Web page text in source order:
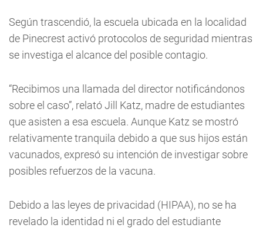
Según trascendió, la escuela ubicada en la localidad
de Pinecrest activó protocolos de seguridad mientras
se investiga el alcance del posible contagio.
“Recibimos una llamada del director notificándonos
sobre el caso”, relató Jill Katz, madre de estudiantes
que asisten a esa escuela. Aunque Katz se mostró
relativamente tranquila debido a que sus hijos están
vacunados, expresó su intención de investigar sobre
posibles refuerzos de la vacuna.
Debido a las leyes de privacidad (HIPAA), no se ha
revelado la identidad ni el grado del estudiante